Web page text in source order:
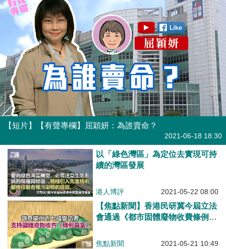
【短片】【有聲專欄】屈穎妍：為誰賣命？
2021-06-18 18:30
以「綠色灣區」為定位去實現可持
續的灣區發展
港人博評 2021-05-22 08:00
【焦點新聞】香港民研冀今屆立法
會通過《都市固體廢物收費條例草
焦點新聞 2021-05-21 10:49